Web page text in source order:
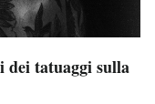
dei tatuaggi sulla